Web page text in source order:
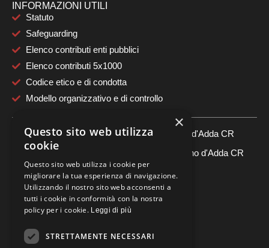
INFORMAZIONI UTILI
Statuto
Safeguarding
Elenco contributi enti pubblici
Elenco contributi 5x1000
Codice etico e di condotta
Modello organizzativo e di controllo
Sede Legale: Via Roma, 19 - 26106 Spino d'Adda CR
Sede Operativa: Via Milano, 1 - 26106 Spino d'Adda CR
+39 3488823945
usspinese@gmail.com
PEC: usdspineseoratorio@pec.it
×
Questo sito web utilizza
cookie
Questo sito web utilizza i cookie per
migliorare la tua esperienza di navigazione.
Utilizzando il nostro sito web acconsenti a
tutti i cookie in conformità con la nostra
policy per i cookie. Leggi di più
STRETTAMENTE NECESSARI